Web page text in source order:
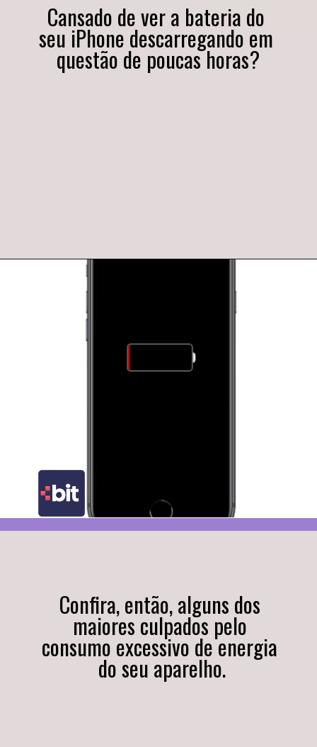
Cansado de ver a bateria do
seu iPhone descarregando em
questão de poucas horas?
Confira, então, alguns dos
maiores culpados pelo
consumo excessivo de energia
do seu aparelho.